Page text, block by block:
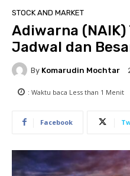
STOCK AND MARKET
Adiwarna
Jadwal dan
By Komarudin Mochtar
: Waktu baca Less than 1 Menit
Facebook